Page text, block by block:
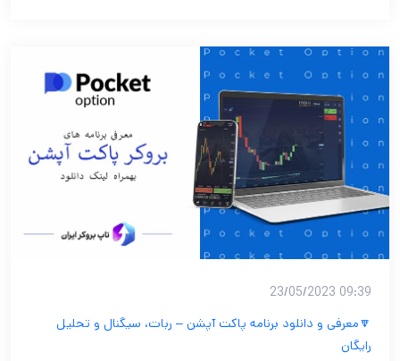
09:39 23/05/2023
🔽معرفی و دانلود برنامه پاکت آپشن – ربات، سیگنال و تحلیل
رایگان